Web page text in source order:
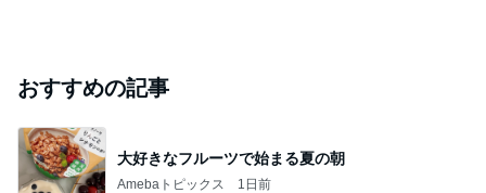
おすすめの記事
大好きなフルーツで始まる夏の朝
Amebaトピックス 1日前